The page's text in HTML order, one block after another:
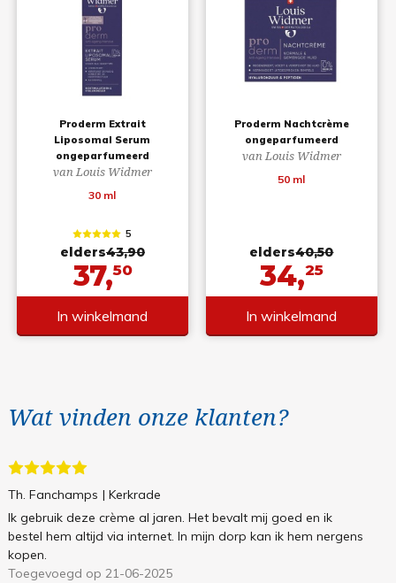
Proderm Extrait
Liposomal Serum
ongeparfumeerd
van Louis Widmer
30 ml
5
elders43,90
37,50
In winkelmand
Proderm Nachtcrème
ongeparfumeerd
van Louis Widmer
50 ml
elders40,50
34,25
In winkelmand
Wat vinden onze klanten?
Th. Fanchamps | Kerkrade
Ik gebruik deze crème al jaren. Het bevalt mij goed en ik
bestel hem altijd via internet. In mijn dorp kan ik hem nergens
kopen.
Toegevoegd op 21-06-2025